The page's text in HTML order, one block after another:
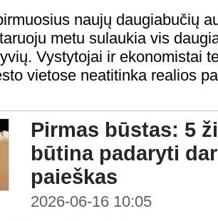
naujų daugiabučių
metu sulaukia vis
Vystytojai ir ekonomistai
vietose neatitinka realios
Pirmas būstas: 5
būtina padaryti
paieškas
2026-06-16 10:05